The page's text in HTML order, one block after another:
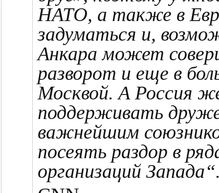
НАТО, а также в
задуматься и,
Анкара может
разворот и еще в
Москвой. А Россия
поддерживать
важнейшим
посеять раздор в
организаций